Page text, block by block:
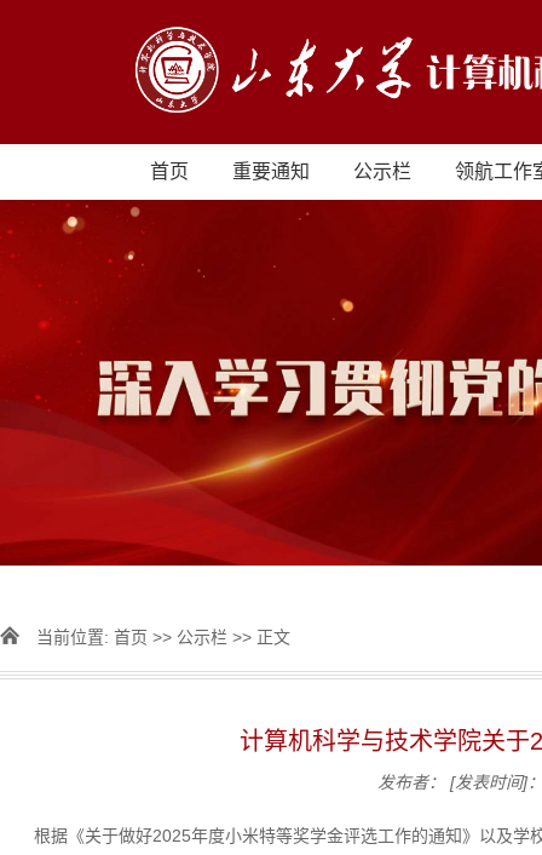
首页 重要通知 公示栏 领航工作
当前位置: 首页 >> 公示栏 >> 正文
计算机科学与技术学院关于
发布者： [发表时间]
根据《关于做好2025年度小米特等奖学金评选工作的通知》以及